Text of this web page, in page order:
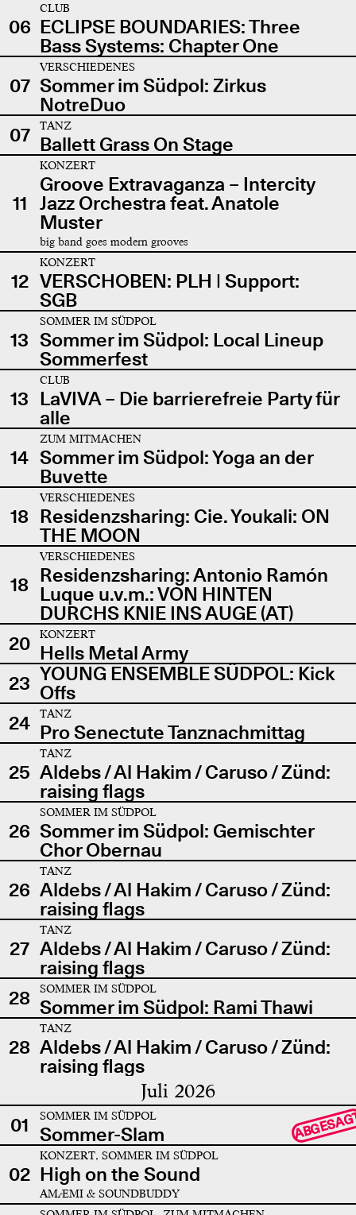
06
CLUB
ECLIPSE BOUNDARIES: Three
Bass Systems: Chapter One
07
VERSCHIEDENES
Sommer im Südpol: Zirkus
NotreDuo
07
TANZ
Ballett Grass On Stage
11
KONZERT
Groove Extravaganza – Intercity
Jazz Orchestra feat. Anatole
Muster
big band goes modern grooves
12
KONZERT
VERSCHOBEN: PLH | Support:
SGB
13
SOMMER IM SÜDPOL
Sommer im Südpol: Local Lineup
Sommerfest
13
CLUB
LaVIVA – Die barrierefreie Party für
alle
14
ZUM MITMACHEN
Sommer im Südpol: Yoga an der
Buvette
18
VERSCHIEDENES
Residenzsharing: Cie. Youkali: ON
THE MOON
18
VERSCHIEDENES
Residenzsharing: Antonio Ramón
Luque u.v.m.: VON HINTEN
DURCHS KNIE INS AUGE (AT)
20
KONZERT
Hells Metal Army
23 YOUNG ENSEMBLE SÜDPOL: Kick
Offs
24
TANZ
Pro Senectute Tanznachmittag
25
TANZ
Aldebs / Al Hakim / Caruso / Zünd:
raising flags
26
SOMMER IM SÜDPOL
Sommer im Südpol: Gemischter
Chor Obernau
26
TANZ
Aldebs / Al Hakim / Caruso / Zünd:
raising flags
27
TANZ
Aldebs / Al Hakim / Caruso / Zünd:
raising flags
28
SOMMER IM SÜDPOL
Sommer im Südpol: Rami Thawi
28
TANZ
Aldebs / Al Hakim / Caruso / Zünd:
raising flags
Juli 2026
01 SOMMER IM SÜDPOL
Sommer-Slam
02
KONZERT, SOMMER IM SÜDPOL
High on the Sound
AMÆMI & SOUNDBUDDY